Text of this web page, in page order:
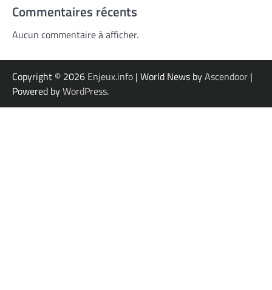
Commentaires récents
Aucun commentaire à afficher.
Copyright © 2026 Enjeux.info | World News byAscendoor |
Powered byWordPress.